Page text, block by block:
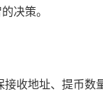
决策。
收地址、提币